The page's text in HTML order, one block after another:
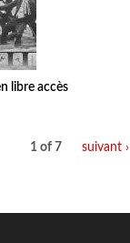
libre accès
1 of 7
suivant ›